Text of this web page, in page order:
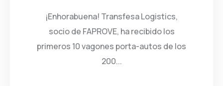
¡Enhorabuena! Transfesa Logistics,
socio de FAPROVE, ha recibido los
primeros 10 vagones porta-autos de los
200...